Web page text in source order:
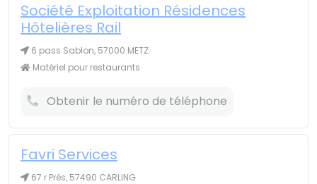
Société Exploitation Résidences
Hôtelières Rail
6 pass Sablon, 57000 METZ
Matériel pour restaurants
Obtenir le numéro de téléphone
Favri Services
67 r Prés, 57490 CARLING